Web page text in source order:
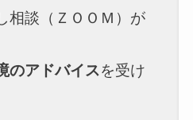
相談（ＺＯＯＭ）が
のアドバイスを受け